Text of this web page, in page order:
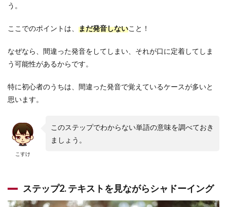
う。
ここでのポイントは、 まだ発音しないこと！
なぜなら、間違った発音をしてしまい、それが口に定着してしま
う可能性があるからです。
特に初心者のうちは、間違った発音で覚えているケースが多いと
思います。
こすけ
このステップでわからない単語の意味を調べておき
ましょう。
ステップ2. テキストを見ながらシャドーイング